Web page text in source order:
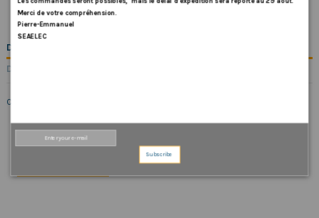
DESCRIPTION
DÉTAILS DU PRODUIT
Câble d’Alimentation & Raynet - Alpha Performance Instrument 1m
Merci de votre compréhension.
Pierre-Emmanuel
SEAELEC
Subscribe